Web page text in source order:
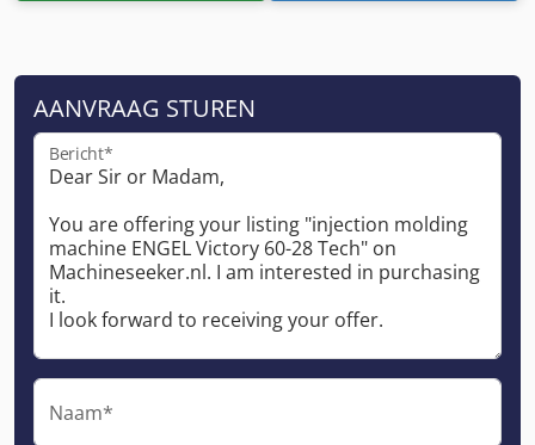
AANVRAAG STUREN
Bericht*
Naam*